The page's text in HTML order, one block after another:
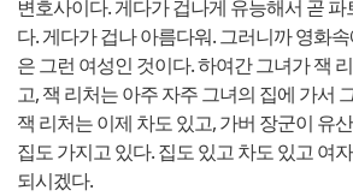
변호사이다. 게다가 겁나게 유능해서 곧
다. 게다가 겁나 아름다워. 그러니까 영화
은 그런 여성인 것이다. 하여간 그녀가 잭
고, 잭 리처는 아주 자주 그녀의 집에 가서
잭 리처는 이제 차도 있고, 가버 장군이 유
집도 가지고 있다. 집도 있고 차도 있고 여
되시겠다.